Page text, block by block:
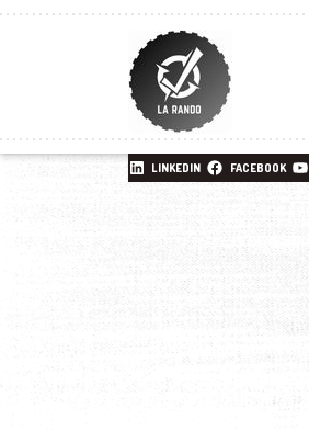
LINKEDIN FACEBOOK